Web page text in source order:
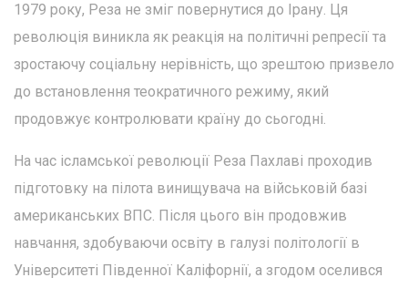
1979 року, Реза не зміг повернутися до Ірану. Ця
революція виникла як реакція на політичні репресії та
зростаючу соціальну нерівність, що зрештою призвело
до встановлення теократичного режиму, який
продовжує контролювати країну до сьогодні.
На час ісламської революції Реза Пахлаві проходив
підготовку на пілота винищувача на військовій базі
американських ВПС. Після цього він продовжив
навчання, здобуваючи освіту в галузі політології в
Університеті Південної Каліфорнії, а згодом оселився